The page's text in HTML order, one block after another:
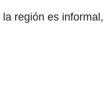
región es